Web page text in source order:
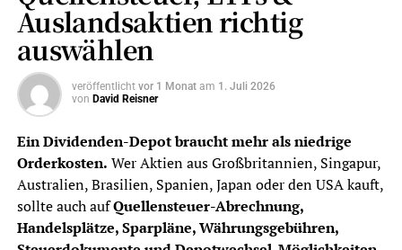
Auslandsaktien richtig
auswählen
veröffentlicht vor 1 Monat am 1. Juli 2026
von David Reisner
Ein Dividenden-Depot braucht mehr als niedrige
Orderkosten. Wer Aktien aus Großbritannien, Singapur,
Australien, Brasilien, Spanien, Japan oder den USA kauft,
sollte auch aufQuellensteuer-Abrechnung,
Handelsplätze, Sparpläne, Währungsgebühren,